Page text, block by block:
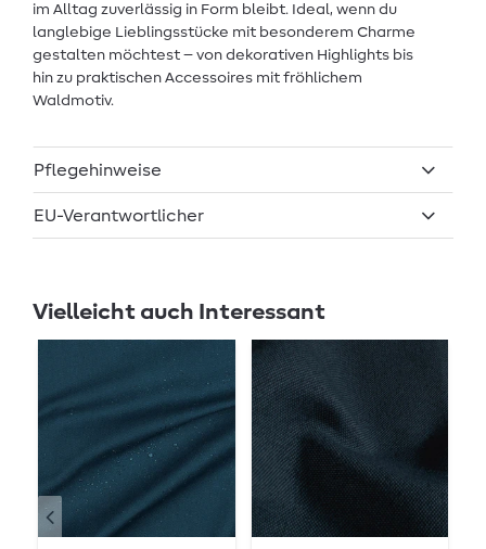
im Alltag zuverlässig in Form bleibt. Ideal, wenn du
langlebige Lieblingsstücke mit besonderem Charme
gestalten möchtest – von dekorativen Highlights bis
hin zu praktischen Accessoires mit fröhlichem
Waldmotiv.
Pflegehinweise
EU-Verantwortlicher
Vielleicht auch Interessant